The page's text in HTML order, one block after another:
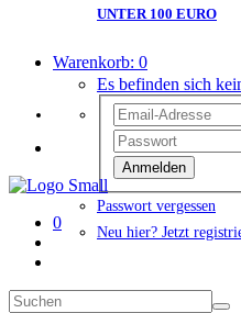
UNTER 100 EURO
Warenkorb: 0
Es befinden sich
Anmelden
Passwort vergessen
Neu hier? Jetzt
0